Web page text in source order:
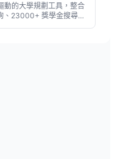
動的大學規劃工具，整合
、23000+ 獎學金搜尋、
備考、職業探索和 AI 諮